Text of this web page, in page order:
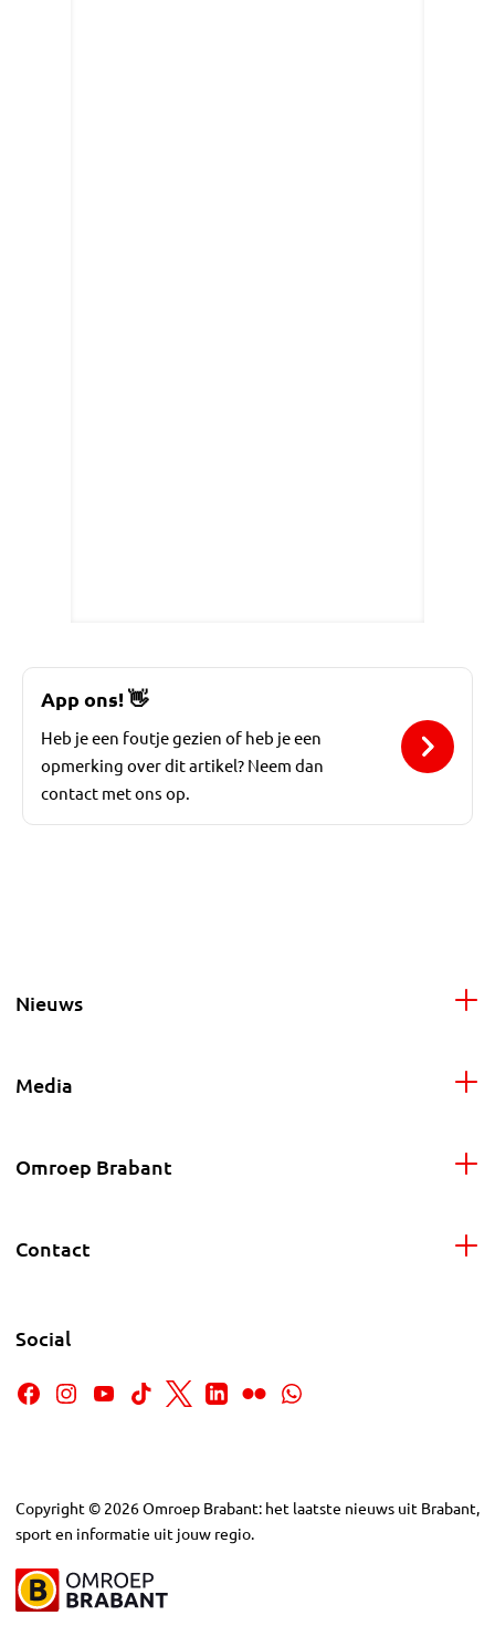
App ons!👋
Heb je een foutje gezien of heb je een
opmerking over dit artikel? Neem dan
contact met ons op.
Nieuws
Media
Omroep Brabant
Contact
Social
Copyright © 2026Omroep Brabant: het laatste nieuws uit Brabant,
sport en informatie uit jouw regio.